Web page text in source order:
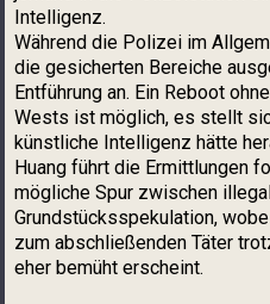
Intelligenz.
Während die Polizei im
die gesicherten Bereiche
Entführung an. Ein Reboot
Wests ist möglich, es stellt
künstliche Intelligenz hätte
Huang führt die Ermittlungen
mögliche Spur zwischen
Grundstücksspekulation,
zum abschließenden Täter
eher bemüht erscheint.